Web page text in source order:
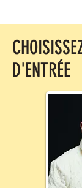
D'ENTRÉE